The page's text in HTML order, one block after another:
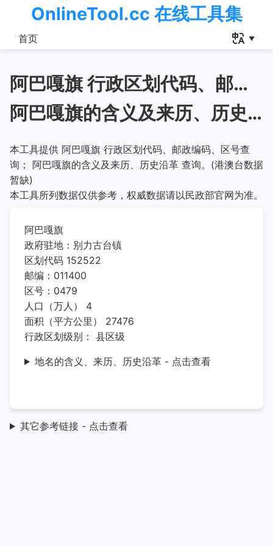
OnlineTool.cc 在线工具集
首页
阿巴嘎旗 行政区划代码、邮政编码、区号查询
阿巴嘎旗的含义及来历、历史沿革
本工具提供 阿巴嘎旗 行政区划代码、邮政编码、区号查
询； 阿巴嘎旗的含义及来历、历史沿革 查询。(港澳台数据
暂缺)
本工具所列数据仅供参考，权威数据请以民政部官网为准。
阿巴嘎旗
政府驻地：别力古台镇
区划代码 152522
邮编：011400
区号：0479
人口（万人） 4
面积（平方公里） 27476
行政区划级别： 县区级
地名的含义、来历、历史沿革 - 点击查看
其它参考链接 - 点击查看